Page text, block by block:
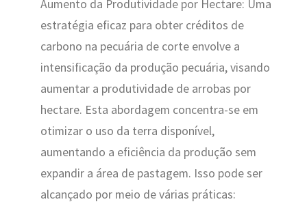
Aumento da Produtividade por Hectare: Uma
estratégia eficaz para obter créditos de
carbono na pecuária de corte envolve a
intensificação da produção pecuária, visando
aumentar a produtividade de arrobas por
hectare. Esta abordagem concentra-se em
otimizar o uso da terra disponível,
aumentando a eficiência da produção sem
expandir a área de pastagem. Isso pode ser
alcançado por meio de várias práticas: